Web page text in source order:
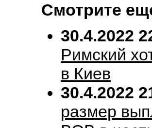
Смотрите
30.4.2022
Римский
в Киев
30.4.2022
размер